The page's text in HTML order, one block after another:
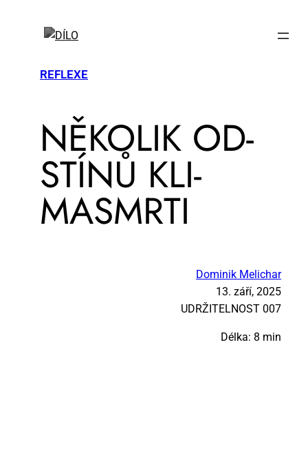
REFLEXE
NĚ­KO­LIK OD­
STÍ­NŮ KLI­
MASMR­TI
Dominik Melichar
13. září, 2025
UDR­ŽI­TEL­NOST 007
Délka: 8 min